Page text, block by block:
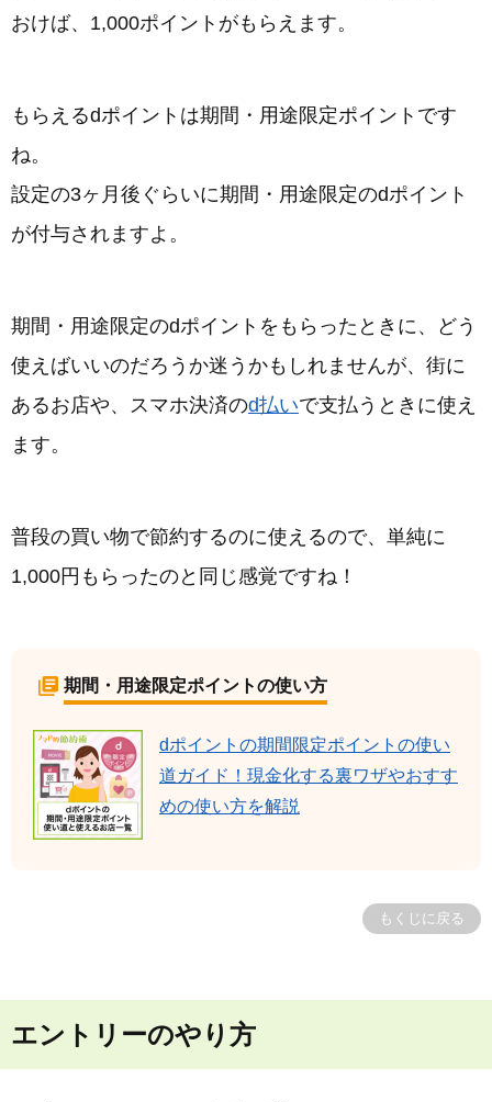
おけば、1,000ポイントがもらえます。
もらえるdポイントは期間・用途限定ポイントです
ね。
設定の3ヶ月後ぐらいに期間・用途限定のdポイント
が付与されますよ。
期間・用途限定のdポイントをもらったときに、どう
使えばいいのだろうか迷うかもしれませんが、街に
あるお店や、スマホ決済のd払いで支払うときに使え
ます。
普段の買い物で節約するのに使えるので、単純に
1,000円もらったのと同じ感覚ですね！
期間・用途限定ポイントの使い方
dポイントの期間限定ポイントの使い
道ガイド！現金化する裏ワザやおすす
めの使い方を解説
もくじに戻る
エントリーのやり方